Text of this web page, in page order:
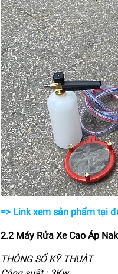
=> Link xem sản phẩm tại
2.2 Máy Rửa Xe Cao Áp
THÔNG SỐ KỸ THUẬT